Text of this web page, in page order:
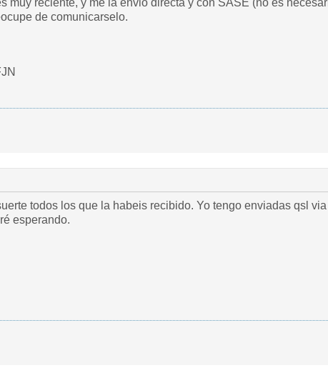
muy reciente, y me la envio directa y con SASE (no es
de comunicarselo.
todos los que la habeis recibido. Yo tengo enviadas qsl
esperando.